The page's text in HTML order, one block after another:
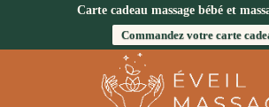
Carte cadeau massage bébé et
Commandez votre carte